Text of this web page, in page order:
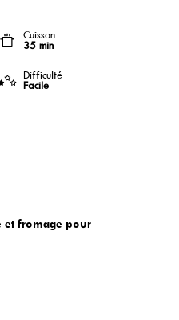
Cuisson
35 min
Difficulté
Facile
et fromage pour